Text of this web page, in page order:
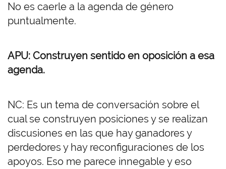
No es caerle a la agenda de género
puntualmente.
APU: Construyen sentido en oposición a esa
agenda.
NC: Es un tema de conversación sobre el
cual se construyen posiciones y se realizan
discusiones en las que hay ganadores y
perdedores y hay reconfiguraciones de los
apoyos. Eso me parece innegable y eso